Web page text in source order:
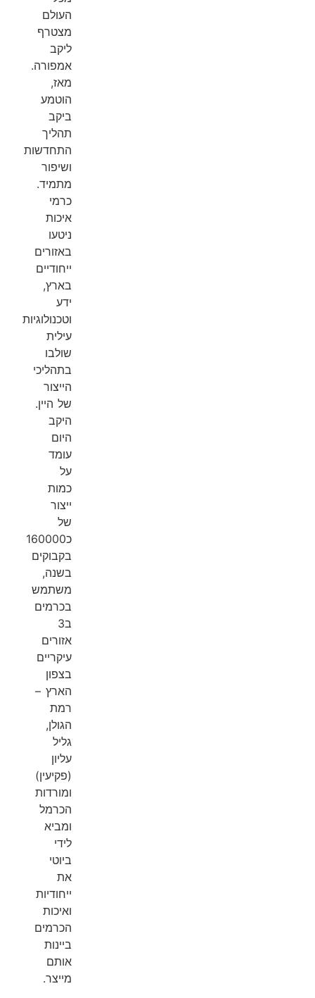
העולם
מצטרף
ליקב
אמפורה.
מאז,
הוטמע
ביקב
תהליך
התחדשות
ושיפור
מתמיד.
כרמי
איכות
ניטעו
באזורים
ייחודיים
בארץ,
ידע
וטכנולוגיות
עילית
שולבו
בתהליכי
הייצור
של היין.
היקב
היום
עומד
על
כמות
ייצור
של
כ160000
בקבוקים
בשנה,
משתמש
בכרמים
ב3
אזורים
עיקריים
בצפון
הארץ –
רמת
הגולן,
גליל
עליון
(פקיעין)
ומורדות
הכרמל
ומביא
לידי
ביוטי
את
ייחודיות
ואיכות
הכרמים
ביינות
אותם
מייצר.